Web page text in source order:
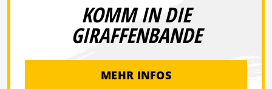
KOMM IN DIE
GIRAFFENBANDE
MEHR INFOS